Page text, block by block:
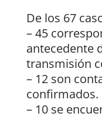
De los 67
– 45
antecedente
transmisión
– 12 son
confirmados.
– 10 se